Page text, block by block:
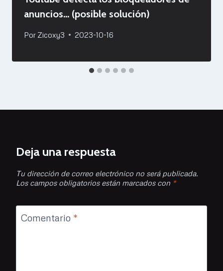
anuncios… (posible solución)
Por Zicoxy3 2023-10-16
Deja una respuesta
Tu dirección de correo electrónico no será publicada.
Los campos obligatorios están marcados con *
Comentario *